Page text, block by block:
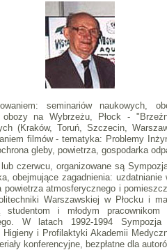
seminariów naukowych,
na Wybrzeżu, Płock -
(Kraków, Toruń, Szczecin,
filmów - tematyka: Problemy
gleby, powietrza, gospodarka
czerwcu, organizowane są
obejmujące zagadnienia:
powietrza atmosferycznego i
Warszawskiej w Płocku i
studentom i młodym pracownikom
W latach 1992-1994
Higieny i Profilaktyki Akademii
konferencyjne, bezpłatne dla